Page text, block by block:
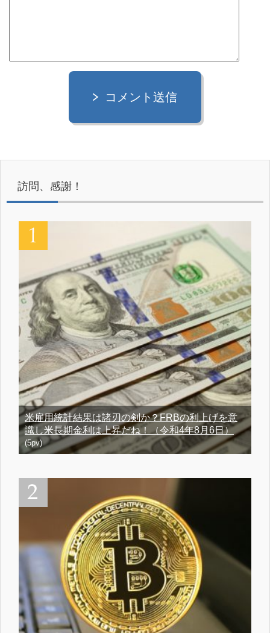
コメント送信
訪問、感謝！
米雇用統計結果は諸刃の剣か？FRBの利上げを意
識し米長期金利は上昇だね！（令和4年8月6日）
(5pv)